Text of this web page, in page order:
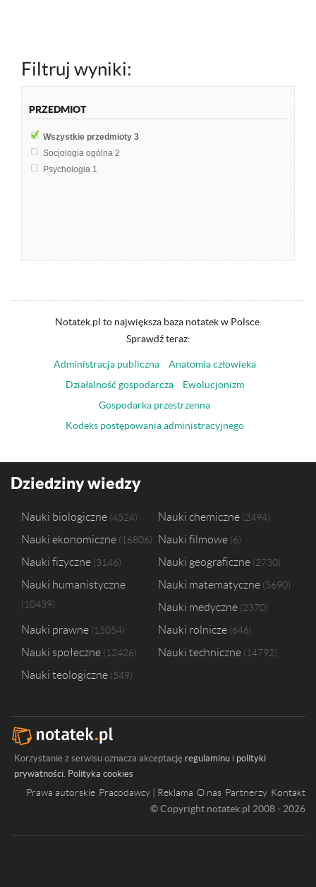
Filtruj wyniki:
PRZEDMIOT
Wszystkie przedmioty 3
Socjologia ogólna 2
Psychologia 1
Notatek.pl to największa baza notatek w Polsce.
Sprawdź teraz:
Administracja publiczna
Anatomia człowieka
Działalność gospodarcza
Ewolucjonizm
Gospodarka przestrzenna
Kodeks postępowania administracyjnego
Dziedziny wiedzy
Nauki biologiczne 4524 Nauki chemiczne 2494
Nauki ekonomiczne 16806 Nauki filmowe 6
Nauki fizyczne 3146 Nauki geograficzne 2730
Nauki humanistyczne
10439
Nauki matematyczne 5690
Nauki medyczne 2370
Nauki prawne 15054 Nauki rolnicze 646
Nauki społeczne 12426 Nauki techniczne 14792
Nauki teologiczne 549
Korzystanie z serwisu oznacza akceptację regulaminu i polityki
prywatności. Polityka cookies
Prawa autorskie Pracodawcy | Reklama O nas Partnerzy Kontakt
© Copyright notatek.pl 2008 - 2026